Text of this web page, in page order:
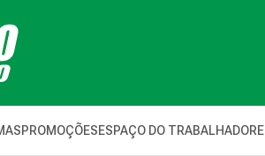
PROMOÇÕESESPAÇO DO TRABALHADOR